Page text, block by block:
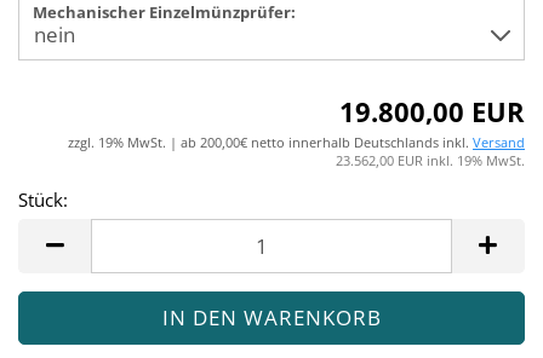
Mechanischer Einzelmünzprüfer:
19.800,00 EUR
zzgl. 19% MwSt. | ab 200,00€ netto innerhalb Deutschlands inkl. Versand
23.562,00 EUR inkl. 19% MwSt.
Stück: